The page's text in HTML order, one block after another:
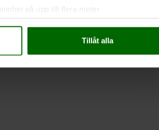
på upp till flera meter
(fingeravtryck)
detaljsektionen
användarna, tillhandahålla funktioner för
och annan information från din enhet
Tillåt alla